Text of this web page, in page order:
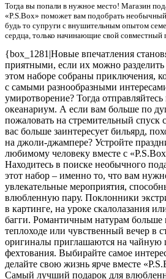
Тогда вы попали в нужное место! Магазин
«P.S.Box» поможет вам подобрать
будь то супруги с внушительным опытом
сердца, только начинающие свой совместный
{box_1281|Новые впечатления
приятными, если их можно
этом наборе собраны приключения,
с самыми разнообразными
умиротворение? Тогда
океанариум. А если вам больше по
пожаловать на стремительный спуск
вас больше заинтересует бильярд,
на джоли-джампере? Устройте
любимому человеку вместе с
Находитесь в поиске необычного
этот набор – именно то, что вам
увлекательные мероприятия,
влюбленную пару. Поклонники
в картинге, на уроке скалолазания
багги. Романтичным натурам больше
теплоходе или чувственный вечер в
оригиналы приглашаются на чайную
фехтования. Выбирайте самое
делайте свою жизнь ярче вместе
Самый лучший подарок для